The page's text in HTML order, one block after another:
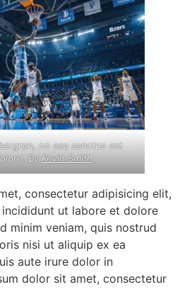
no sea sanctus est
ByKevin Smith
consectetur adipisicing elit,
ut labore et dolore
minim veniam, quis nostrud
nisi ut aliquip ex ea
aute irure dolor in
dolor sit amet, consectetur